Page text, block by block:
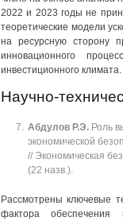
2022 и 2023 годы не
теоретические модели
на ресурсную сторону
инновационного
инвестиционного климата.
Научно-
Абдулов Р.Э. Роль
экономической
// Экономическая
(22 назв.).
Рассмотрены ключевые
фактора обеспечения